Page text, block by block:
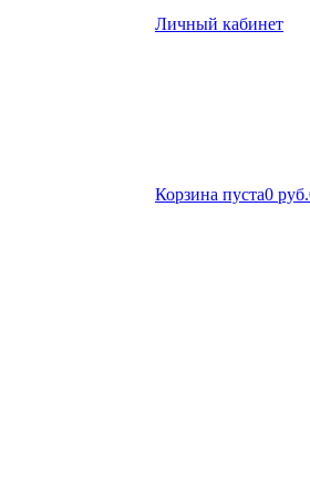
Личный кабинет
Корзина пуста0 руб.